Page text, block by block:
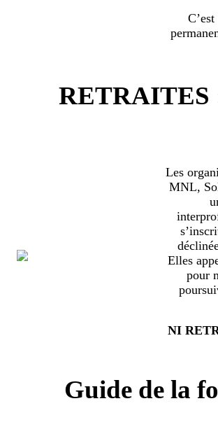
RETRAITES
Les
MNL,
Elles
pour
NI
Guide de la